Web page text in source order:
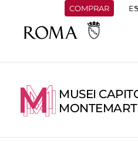
COMPRAR
MUSEI